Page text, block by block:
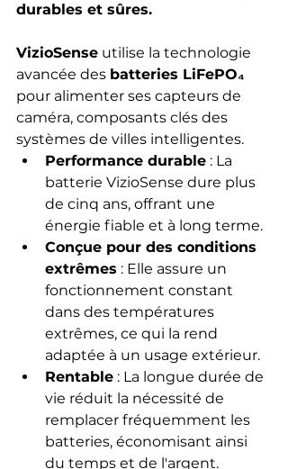
durables et sûres.
VizioSense utilise la technologie
avancée des batteries LiFePO₄
pour alimenter ses capteurs de
caméra, composants clés des
systèmes de villes intelligentes.
Performance durable : La
batterie VizioSense dure plus
de cinq ans, offrant une
énergie fiable et à long terme.
Conçue pour des conditions
extrêmes : Elle assure un
fonctionnement constant
dans des températures
extrêmes, ce qui la rend
adaptée à un usage extérieur.
Rentable : La longue durée de
vie réduit la nécessité de
remplacer fréquemment les
batteries, économisant ainsi
du temps et de l'argent.